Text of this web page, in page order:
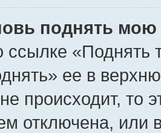
поднять мою
ссылке «Поднять
ее в
происходит, то
отключена, или